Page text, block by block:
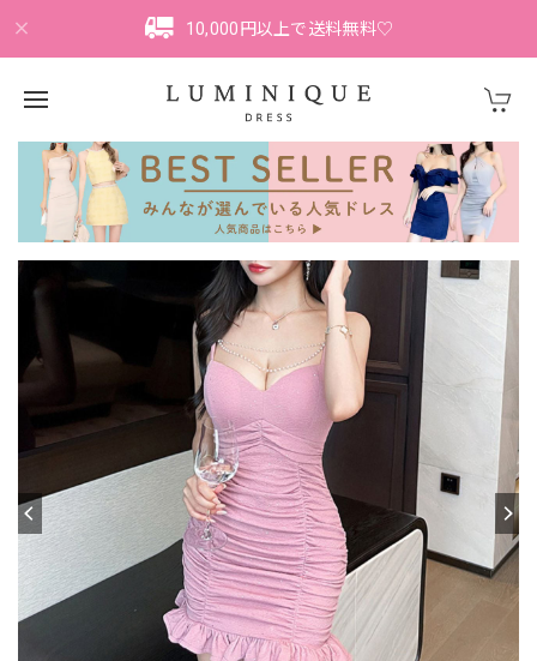
10,000円以上で送料無料♡